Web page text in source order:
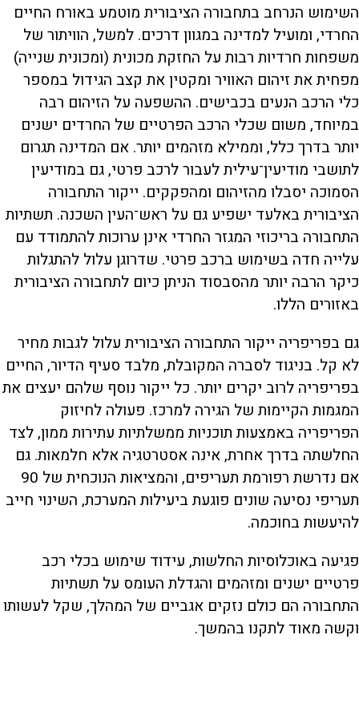
השימוש הנרחב בתחבורה הציבורית מוטמע באורח החיים
החרדי, ומועיל למדינה במגוון דרכים. למשל, הוויתור של
משפחות חרדיות רבות על החזקת מכונית (ומכונית שנייה)
מפחית את זיהום האוויר ומקטין את קצב הגידול במספר
כלי הרכב הנעים בכבישים. ההשפעה על הזיהום רבה
במיוחד, משום שכלי הרכב הפרטיים של החרדים ישנים
יותר בדרך כלל, וממילא מזהמים יותר. אם המדינה תגרום
לתושבי מודיעין־עילית לעבור לרכב פרטי, גם במודיעין
הסמוכה יסבלו מהזיהום ומהפקקים. ייקור התחבורה
הציבורית באלעד ישפיע גם על ראש־העין השכנה. תשתיות
התחבורה בריכוזי המגזר החרדי אינן ערוכות להתמודד עם
עלייה חדה בשימוש ברכב פרטי. שדרוגן עלול להתגלות
כיקר הרבה יותר מהסבסוד הניתן כיום לתחבורה הציבורית
באזורים הללו.
גם בפריפריה ייקור התחבורה הציבורית עלול לגבות מחיר
לא קל. בניגוד לסברה המקובלת, מלבד סעיף הדיור, החיים
בפריפריה לרוב יקרים יותר. כל ייקור נוסף שלהם יעצים את
המגמות הקיימות של הגירה למרכז. פעולה לחיזוק
הפריפריה באמצעות תוכניות ממשלתיות עתירות ממון, לצד
החלשתה בדרך אחרת, אינה אסטרטגיה אלא חלמאות. גם
אם נדרשת רפורמת תעריפים, והמציאות הנוכחית של 90
תעריפי נסיעה שונים פוגעת ביעילות המערכת, השינוי חייב
להיעשות בחוכמה.
פגיעה באוכלוסיות החלשות, עידוד שימוש בכלי רכב
פרטיים ישנים ומזהמים והגדלת העומס על תשתיות
התחבורה הם כולם נזקים אגביים של המהלך, שקל לעשותו
וקשה מאוד לתקנו בהמשך.